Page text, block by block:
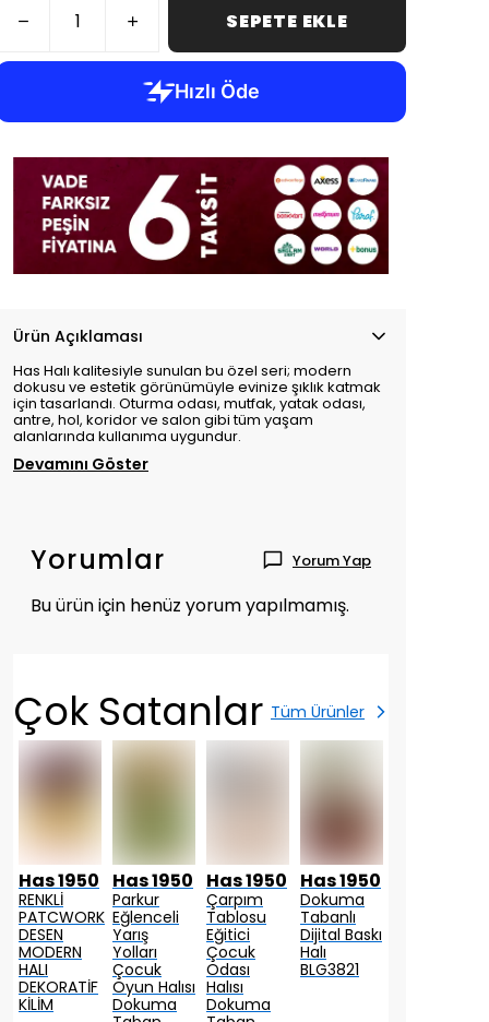
SEPETE EKLE
Ürün Açıklaması
Has Halı kalitesiyle sunulan bu özel seri; modern
dokusu ve estetik görünümüyle evinize şıklık katmak
için tasarlandı. Oturma odası, mutfak, yatak odası,
antre, hol, koridor ve salon gibi tüm yaşam
alanlarında kullanıma uygundur.
Devamını Göster
Yorumlar Yorum Yap
Bu ürün için henüz yorum yapılmamış.
Çok Satanlar Tüm Ürünler
Has 1950
RENKLİ
PATCWORK
DESEN
MODERN
HALI
DEKORATİF
KİLİM
Has 1950
Parkur
Eğlenceli
Yarış
Yolları
Çocuk
Oyun Halısı
Dokuma
Has 1950
Çarpım
Tablosu
Eğitici
Çocuk
Odası
Halısı
Dokuma
Has 1950
Dokuma
Tabanlı
Dijital Baskı
Halı
BLG3821